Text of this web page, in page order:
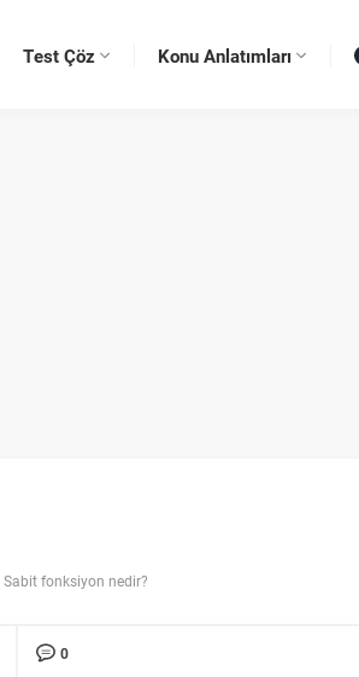
Test Çöz Konu Anlatımları
Sabit fonksiyon nedir?
0